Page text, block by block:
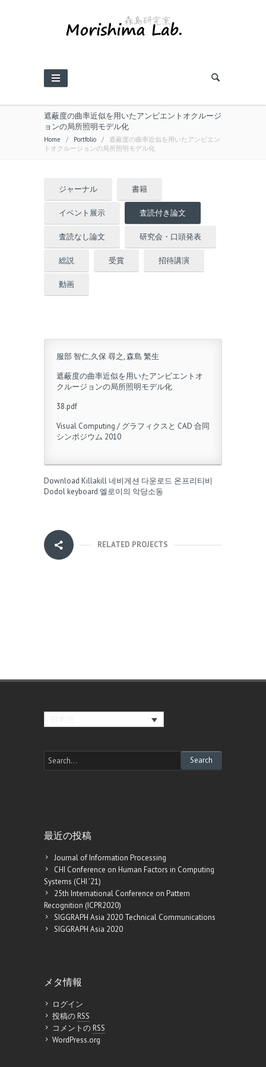
遮蔽度の曲率近似を用いたアンビエントオクルージ
ョンの局所照明モデル化
Home / Portfolio / 遮蔽度の曲率近似を用いたアンビエン
トオクルージョンの局所照明モデル化
ジャーナル 書籍
イベント展示 査読付き論文
査読なし論文 研究会・口頭発表
総説 受賞 招待講演
動画
服部 智仁,久保 尋之, 森島 繁生
遮蔽度の曲率近似を用いたアンビエントオ
クルージョンの局所照明モデル化
38.pdf
Visual Computing / グラフィクスと CAD 合同
シンポジウム 2010
Download Killakill네비게션 다운로드 온프리티비
Dodol keyboard 엘로이의 악당소동
RELATED PROJECTS
最近の投稿
Journal of Information Processing
CHI Conference on Human Factors in Computing
Systems (CHI ’21)
25th International Conference on Pattern
Recognition (ICPR2020)
SIGGRAPH Asia 2020 Technical Communications
SIGGRAPH Asia 2020
メタ情報
ログイン
投稿のRSS
コメントのRSS
WordPress.org